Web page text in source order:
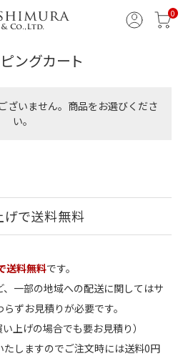
0
ングカート
ざいません。商品をお選びくださ
い。
で送料無料
送料無料です。
一部の地域への配送に関してはサ
ずお見積りが必要です。
上げの場合でも要お見積り）
しますのでご注文時には送料0円